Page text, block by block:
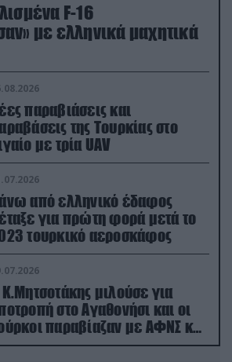
F-16
με ελληνικά μαχητικά
παραβιάσεις και
της Τουρκίας στο
με τρία UAV
από ελληνικό έδαφος
για πρώτη φορά μετά το
τουρκικό αεροσκάφος
μιλούσε για
στο Αγαθονήσι και οι
παραβίαζαν με ΑΦΝΣ και